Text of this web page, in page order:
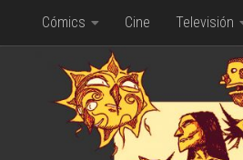
Saltar al contenido
Cómics Cine Televisión